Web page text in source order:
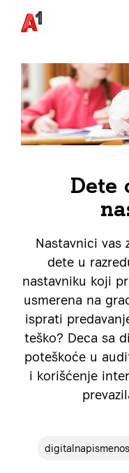
Dete
Nastavnici vas
dete u
nastavniku koji
usmerena na
isprati
teško? Deca sa
poteškoće u
i korišćenje